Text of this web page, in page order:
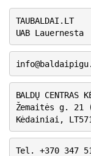
TAUBALDAI.LT
UAB Lauernesta
BALDŲ CENTRAS
Žemaitės g.
Kėdainiai,
Tel. +370 347